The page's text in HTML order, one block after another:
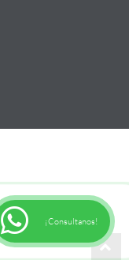
¡Consultanos!